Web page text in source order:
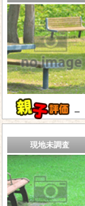
－
現地未調査